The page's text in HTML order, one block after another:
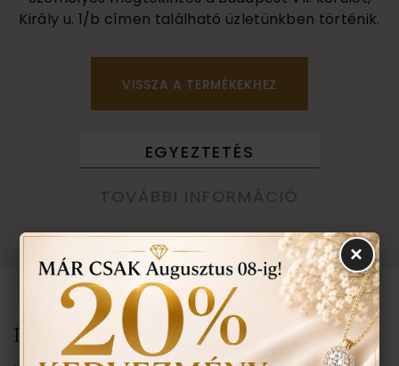
Király u. 1/b címen található üzletünkben történik.
VISSZA A TERMÉKEKHEZ
EGYEZTETÉS
TUDNIVALÓK
IDŐPONT EGYEZTETÉSE
×